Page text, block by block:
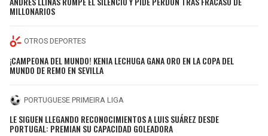
MILLONARIOS
OTROS DEPORTES
¡CAMPEONA DEL MUNDO! KENIA LECHUGA GANA ORO EN LA COPA DEL
MUNDO DE REMO EN SEVILLA
PORTUGUESE PRIMEIRA LIGA
LE SIGUEN LLEGANDO RECONOCIMIENTOS A LUIS SUÁREZ DESDE
PORTUGAL: PREMIAN SU CAPACIDAD GOLEADORA